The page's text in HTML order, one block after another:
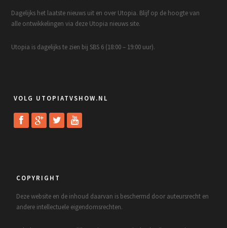
Dagelijks het laatste nieuws uit en over Utopia. Blijf op de hoogte van
alle ontwikkelingen via deze Utopia nieuws site.
Utopia is dagelijks te zien bij SBS 6 (18:00 – 19:00 uur).
VOLG UTOPIATVSHOW.NL
COPYRIGHT
Deze website en de inhoud daarvan is beschermd door auteursrecht en
andere intellectuele eigendomsrechten.